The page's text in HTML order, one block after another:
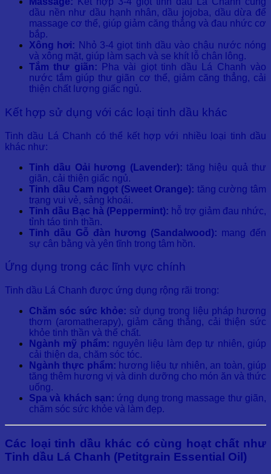
dầu nền như dầu hạnh nhân, dầu jojoba, dầu dừa để
massage cơ thể, giúp giảm căng thẳng và đau nhức cơ
bắp.
Xông hơi: Nhỏ 3-4 giọt tinh dầu vào chậu nước nóng
và xông mặt, giúp làm sạch và se khít lỗ chân lông.
Tắm thư giãn: Pha vài giọt tinh dầu Lá Chanh vào
nước tắm giúp thư giãn cơ thể, giảm căng thẳng, cải
thiện chất lượng giấc ngủ.
Kết hợp sử dụng với các loại tinh dầu khác
Tinh dầu Lá Chanh có thể kết hợp với nhiều loại tinh dầu
khác như:
Tinh dầu Oải hương (Lavender): tăng hiệu quả thư
giãn, cải thiện giấc ngủ.
Tinh dầu Cam ngọt (Sweet Orange): tăng cường tâm
trạng vui vẻ, sảng khoái.
Tinh dầu Bạc hà (Peppermint): hỗ trợ giảm đau nhức,
tỉnh táo tinh thần.
Tinh dầu Gỗ đàn hương (Sandalwood): mang đến
sự cân bằng và yên tĩnh trong tâm hồn.
Ứng dụng trong các lĩnh vực chính
Tinh dầu Lá Chanh được ứng dụng rộng rãi trong:
Chăm sóc sức khỏe: sử dụng trong liệu pháp hương
thơm (aromatherapy), giảm căng thẳng, cải thiện sức
khỏe tinh thần và thể chất.
Ngành mỹ phẩm: nguyên liệu làm đẹp tự nhiên, giúp
cải thiện da, chăm sóc tóc.
Ngành thực phẩm: hương liệu tự nhiên, an toàn, giúp
tăng thêm hương vị và dinh dưỡng cho món ăn và thức
uống.
Spa và khách sạn: ứng dụng trong massage thư giãn,
chăm sóc sức khỏe và làm đẹp.
Các loại tinh dầu khác có cùng hoạt chất như
Tinh dầu Lá Chanh (Petitgrain Essential Oil)